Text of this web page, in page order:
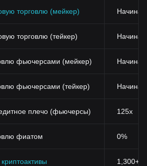
торговлю (мейкер)
торговлю (тейкер)
фьючерсами (мейкер)
фьючерсами (тейкер)
плечо (фьючерсы) 125x
фиатом 0%
1,300+